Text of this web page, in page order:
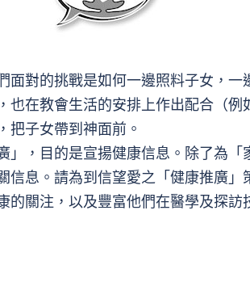
對的挑戰是如何一邊照料子女，
在教會生活的安排上作出配合（
把子女帶到神面前。
，目的是宣揚健康信息。除了為「
信息。請為到信望愛之「健康推廣
關注，以及豐富他們在醫學及探